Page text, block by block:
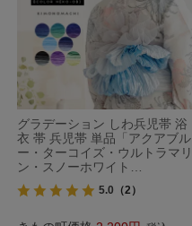
グラデーション しわ兵児帯 浴
衣 帯 兵児帯 単品「アクアブル
ー・ターコイズ・ウルトラマリ
ン・スノーホワイト…
5.0 （2）